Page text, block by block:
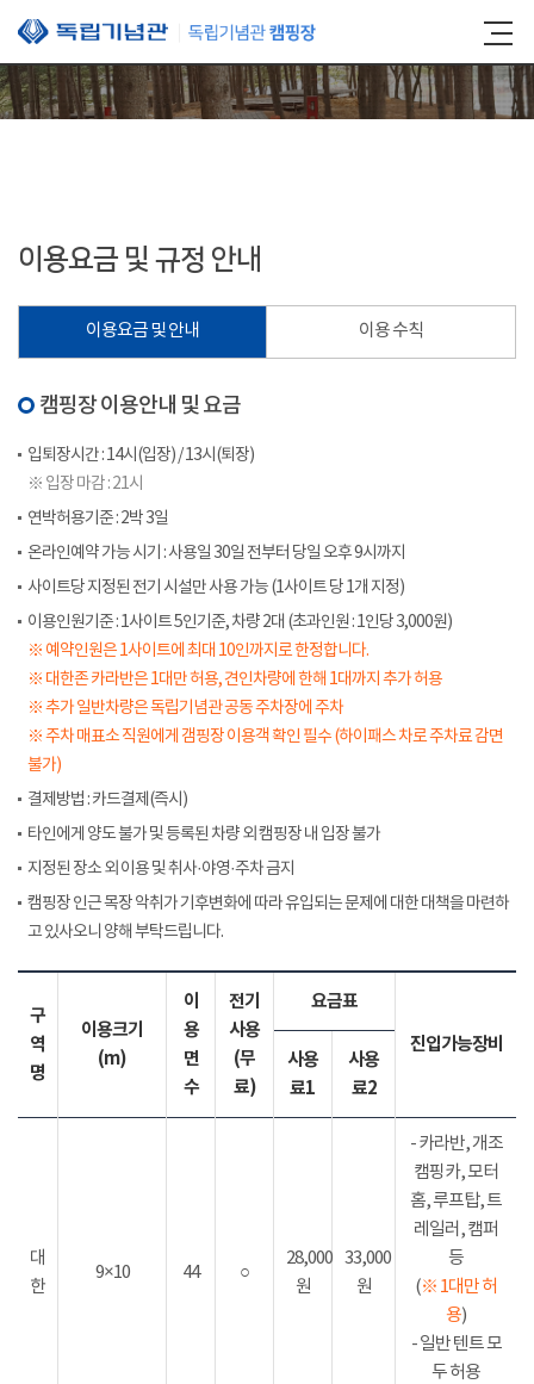
본문 바로가기
이용요금 및 규정 안내
이용요금 및 안내 이용 수칙
캠핑장 이용안내 및 요금
입퇴장시간 : 14시(입장) / 13시(퇴장)
※ 입장 마감 : 21시
연박허용기준 : 2박 3일
온라인예약 가능 시기 : 사용일 30일 전부터 당일 오후 9시까지
사이트당 지정된 전기 시설만 사용 가능 (1사이트 당 1개 지정)
이용인원기준 : 1사이트 5인기준, 차량 2대 (초과인원 : 1인당 3,000원)
※ 예약인원은 1사이트에 최대 10인까지로 한정합니다.
※ 대한존 카라반은 1대만 허용, 견인차량에 한해 1대까지 추가 허용
※ 추가 일반차량은 독립기념관 공동 주차장에 주차
※ 주차 매표소 직원에게 갬핑장 이용객 확인 필수 (하이패스 차로 주차료 감면
불가)
결제방법 : 카드결제(즉시)
타인에게 양도 불가 및 등록된 차량 외 캠핑장 내 입장 불가
지정된 장소 외 이용 및 취사·야영·주차 금지
캠핑장 인근 목장 악취가 기후변화에 따라 유입되는 문제에 대한 대책을 마련하
고 있사오니 양해 부탁드립니다.
구
역
명
이용크기
(m)
이
용
면
수
전기
사용
(무
료)
요금표
진입가능장비
사용
료1
사용
료2
대
한
9×10 44 ○
28,000
원
33,000
원
- 카라반, 개조
캠핑카, 모터
홈, 루프탑, 트
레일러, 캠퍼
등
(※ 1대만 허
용)
- 일반 텐트 모
두 허용